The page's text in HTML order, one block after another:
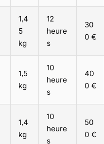
1,4
5
kg
12
heure
s
30
0 €
1,5
kg
10
heure
s
40
0 €
1,4
kg
10
heure
s
50
0 €